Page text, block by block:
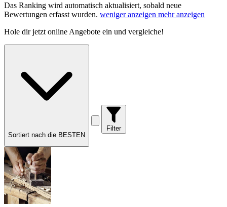
Das Ranking wird automatisch aktualisiert, sobald neue
Bewertungen erfasst wurden. weniger anzeigen mehr anzeigen
Hole dirjetzt online Angebote ein und vergleiche!
Sortiert nach die BESTEN
Filter